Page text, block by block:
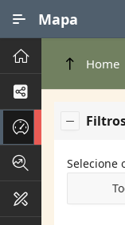
Mapa
Processos de Negócios
Home
Selecione